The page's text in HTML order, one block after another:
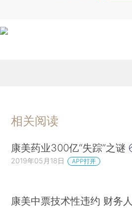
相关阅读
康美药业300亿“失踪”之谜
2019年05月18日 APP打开
康美中票技术性违约 财务人